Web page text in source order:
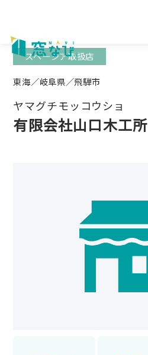
content
東海／岐阜県／飛騨市
ヤマグチモッコウショ
有限会社山口木工所
スペーシア取扱店